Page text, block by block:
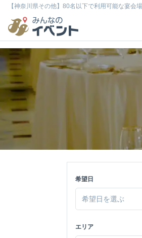
【神奈川県その他】80名以下で利用可能な宴会
希望日
エリア